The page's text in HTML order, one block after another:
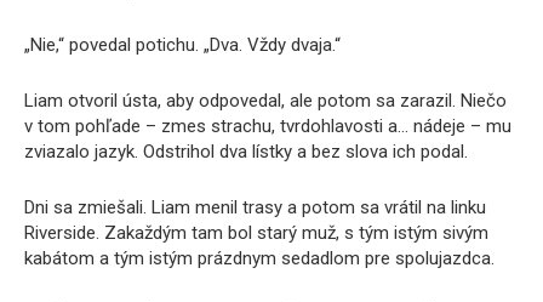
„Nie,“ povedal potichu. „Dva. Vždy dvaja.“
Liam otvoril ústa, aby odpovedal, ale potom sa zarazil. Niečo
v tom pohľade – zmes strachu, tvrdohlavosti a… nádeje – mu
zviazalo jazyk. Odstrihol dva lístky a bez slova ich podal.
Dni sa zmiešali. Liam menil trasy a potom sa vrátil na linku
Riverside. Zakaždým tam bol starý muž, s tým istým sivým
kabátom a tým istým prázdnym sedadlom pre spolujazdca.